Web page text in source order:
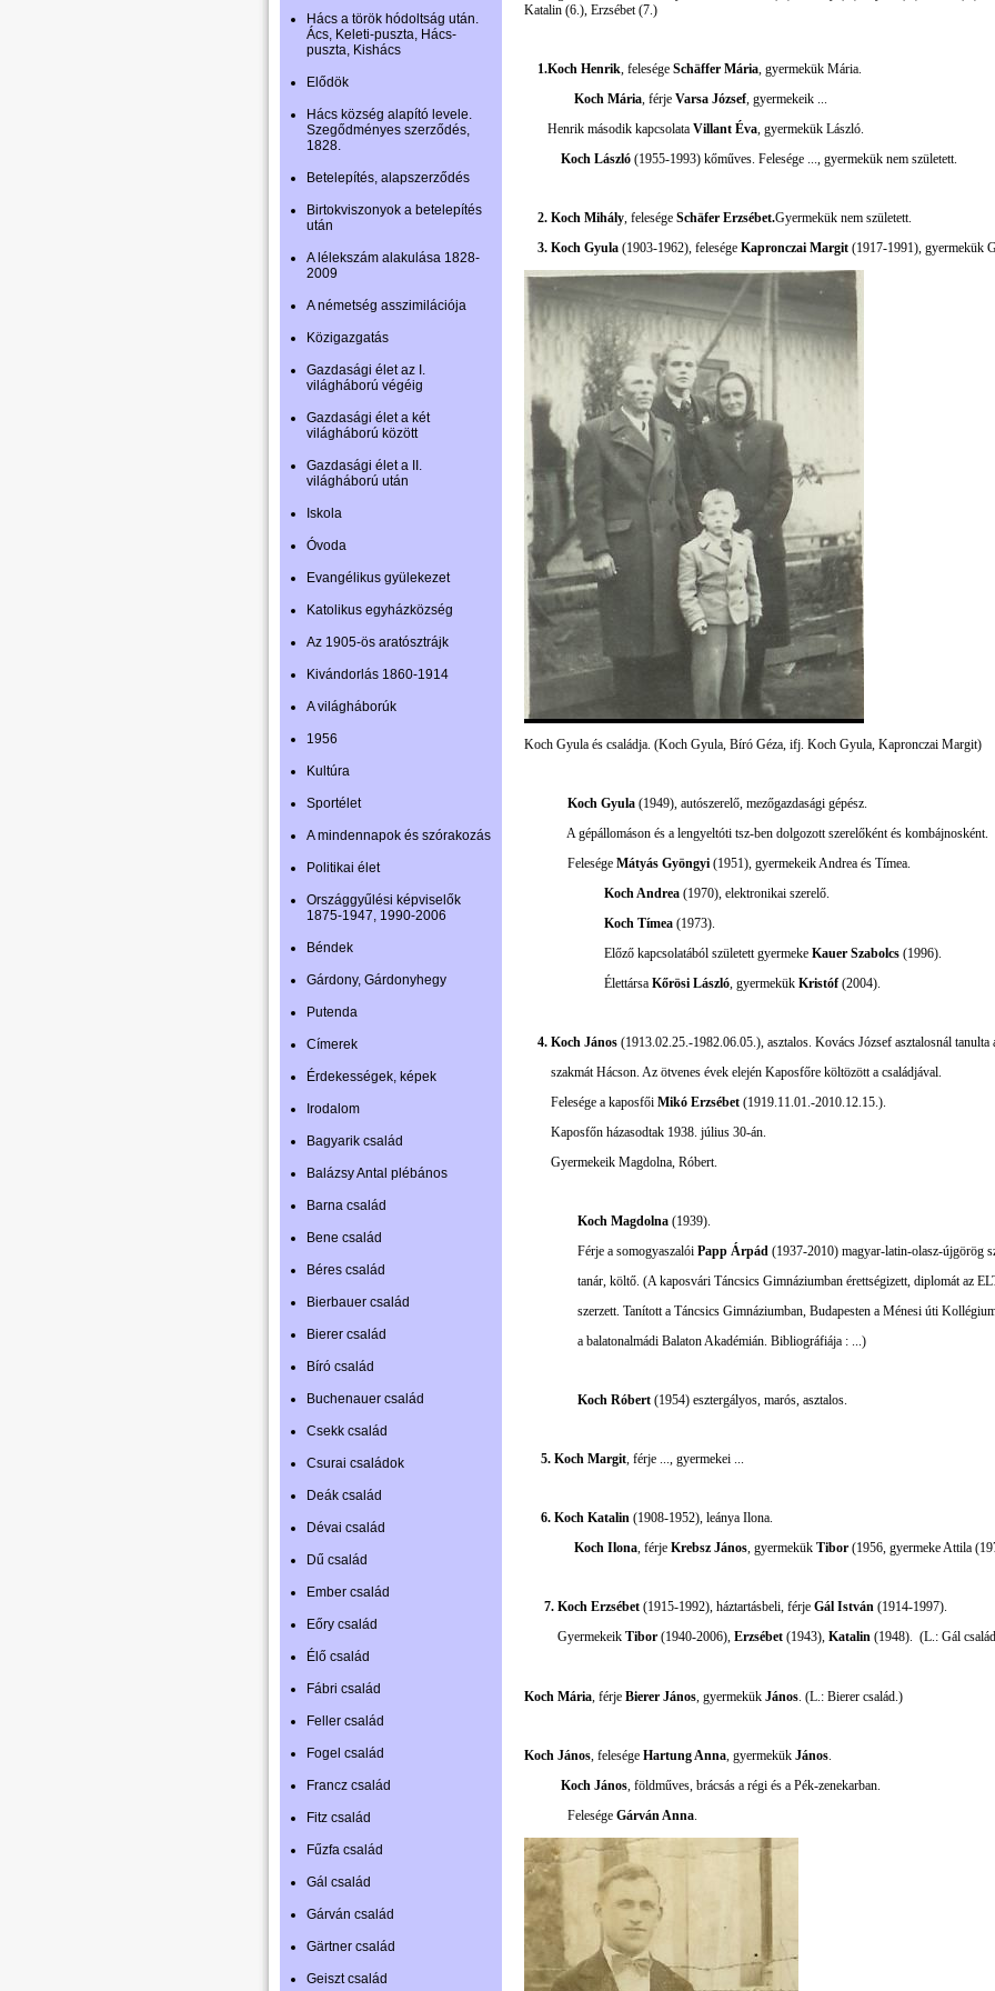
Hács a török hódoltság után.
Ács, Keleti-puszta, Hács-
puszta, Kishács
Elődök
Hács község alapító levele.
Szegődményes szerződés,
1828.
Betelepítés, alapszerződés
Birtokviszonyok a betelepítés
után
A lélekszám alakulása 1828-
2009
A németség asszimilációja
Közigazgatás
Gazdasági élet az I.
világháború végéig
Gazdasági élet a két
világháború között
Gazdasági élet a II.
világháború után
Iskola
Óvoda
Evangélikus gyülekezet
Katolikus egyházközség
Az 1905-ös aratósztrájk
Kivándorlás 1860-1914
A világháborúk
1956
Kultúra
Sportélet
A mindennapok és szórakozás
Politikai élet
Országgyűlési képviselők
1875-1947, 1990-2006
Béndek
Gárdony, Gárdonyhegy
Putenda
Címerek
Érdekességek, képek
Irodalom
Bagyarik család
Balázsy Antal plébános
Barna család
Bene család
Béres család
Bierbauer család
Bierer család
Bíró család
Buchenauer család
Csekk család
Csurai családok
Deák család
Dévai család
Dű család
Ember család
Eőry család
Élő család
Fábri család
Feller család
Fogel család
Francz család
Fitz család
Fűzfa család
Gál család
Gárván család
Gärtner család
Geiszt család
Katalin (6.), Erzsébet (7.)
1.Koch Henrik, felesége Schäffer Mária, gyermekük Mária.
Koch Mária, férje Varsa József, gyermekeik ...
Henrik második kapcsolata Villant Éva, gyermekük László.
Koch László (1955-1993) kőműves. Felesége ..., gyermekük nem született.
2. Koch Mihály, felesége Schäfer Erzsébet.Gyermekük nem született.
3. Koch Gyula (1903-1962), felesége Kapronczai Margit (1917-1991), gyermekük
Koch Gyula és családja. (Koch Gyula, Bíró Géza, ifj. Koch Gyula, Kapronczai Margit)
Koch Gyula (1949), autószerelő, mezőgazdasági gépész.
A gépállomáson és a lengyeltóti tsz-ben dolgozott szerelőként és kombájnosként.
Felesége Mátyás Gyöngyi (1951), gyermekeik Andrea és Tímea.
Koch Andrea (1970), elektronikai szerelő.
Koch Tímea (1973).
Előző kapcsolatából született gyermeke Kauer Szabolcs (1996).
Élettársa Kőrösi László, gyermekük Kristóf(2004).
4. Koch János (1913.02.25.-1982.06.05.), asztalos. Kovács József asztalosnál tanulta
szakmát Hácson. Az ötvenes évek elején Kaposfőre költözött a családjával.
Felesége a kaposfői Mikó Erzsébet (1919.11.01.-2010.12.15.).
Kaposfőn házasodtak 1938. július 30-án.
Gyermekeik Magdolna, Róbert.
Koch Magdolna (1939).
Férje a somogyaszalói Papp Árpád (1937-2010) magyar-latin-olasz-újgörög
tanár, költő. (A kaposvári Táncsics Gimnáziumban érettségizett, diplomát az
szerzett. Tanított a Táncsics Gimnáziumban, Budapesten a Ménesi úti
a balatonalmádi Balaton Akadémián. Bibliográfiája : ...)
Koch Róbert (1954) esztergályos, marós, asztalos.
5. Koch Margit, férje ..., gyermekei ...
6. Koch Katalin (1908-1952), leánya Ilona.
Koch Ilona, férje Krebsz János, gyermekük Tibor (1956, gyermeke Attila
7. Koch Erzsébet (1915-1992), háztartásbeli, férje Gál István (1914-1997).
Gyermekeik Tibor (1940-2006), Erzsébet (1943), Katalin (1948). (L.: Gál
Koch Mária, férje Bierer János, gyermekük János. (L.: Bierer család.)
Koch János, felesége Hartung Anna, gyermekük János.
Koch János, földműves, brácsás a régi és a Pék-zenekarban.
Felesége Gárván Anna.